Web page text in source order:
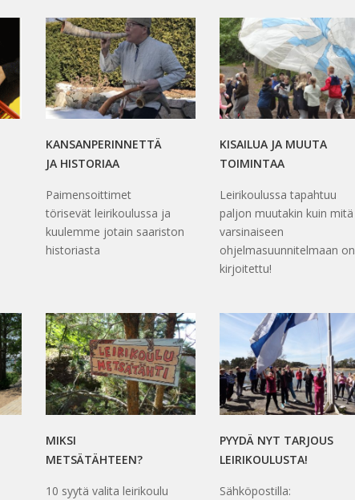
KANSANPERINNETTÄ
JA HISTORIAA
Paimensoittimet
törisevät leirikoulussa ja
kuulemme jotain saariston
historiasta
KISAILUA JA MUUTA
TOIMINTAA
Leirikoulussa tapahtuu
paljon muutakin kuin mitä
varsinaiseen
ohjelmasuunnitelmaan on
kirjoitettu!
MIKSI
METSÄTÄHTEEN?
10 syytä valita leirikoulu
PYYDÄ NYT TARJOUS
LEIRIKOULUSTA!
Sähköpostilla: